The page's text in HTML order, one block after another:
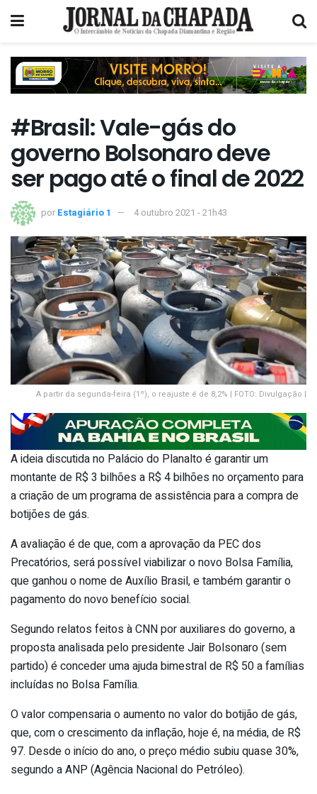
#Brasil: Vale-gás do
governo Bolsonaro deve
ser pago até o final de 2022
por Estagiário 1 4 outubro 2021 - 21h43
A partir da segunda-feira (1º), o reajuste é de 8,2% | FOTO: Divulgação |
A ideia discutida no Palácio do Planalto é garantir um
montante de R$ 3 bilhões a R$ 4 bilhões no orçamento para
a criação de um programa de assistência para a compra de
botijões de gás.
A avaliação é de que, com a aprovação da PEC dos
Precatórios, será possível viabilizar o novo Bolsa Família,
que ganhou o nome de Auxílio Brasil, e também garantir o
pagamento do novo benefício social.
Segundo relatos feitos à CNN por auxiliares do governo, a
proposta analisada pelo presidente Jair Bolsonaro (sem
partido) é conceder uma ajuda bimestral de R$ 50 a famílias
incluídas no Bolsa Família.
O valor compensaria o aumento no valor do botijão de gás,
que, com o crescimento da inflação, hoje é, na média, de R$
97. Desde o início do ano, o preço médio subiu quase 30%,
segundo a ANP (Agência Nacional do Petróleo).